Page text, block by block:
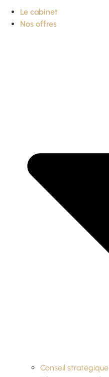
Le cabinet
Nos offres
Conseil stratégique